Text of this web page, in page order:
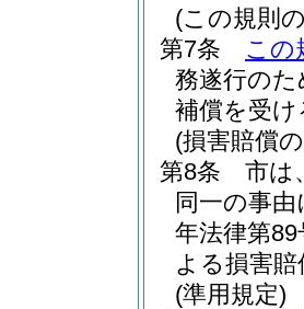
(この規則
第7条
この
務遂行の
補償を受
(損害賠償
第8条
市は
同一の事
年法律第89
よる損害
(準用規定)